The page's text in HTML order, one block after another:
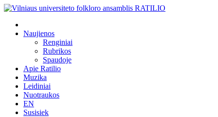
Naujienos
Renginiai
Rubrikos
Spaudoje
Apie Ratilio
Muzika
Leidiniai
Nuotraukos
EN
Susisiek